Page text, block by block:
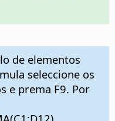
de elementos
seleccione os
e prema F9. Por